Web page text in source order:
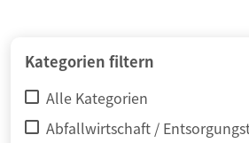
Kategorien filtern
Alle Kategorien
Abfallwirtschaft /